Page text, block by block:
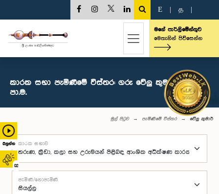
බලන්න
02
E த
මගේ පාර්ලිමේන්තුව
මෙතැනින් පිවිසෙන්න
කාරක සභා පැමිණීමේ විස්තර: ගරු වේලු කුමාර් මහතා,
පා.ම.
මුල් පිටුව පැමිණීමේ විස්තර වේලු කුමාර්
කාරක සභාව
පැමිණි/නොපැමිණි